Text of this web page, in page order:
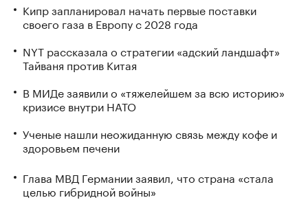
Кипр запланировал начать первые поставки
своего газа в Европу с 2028 года
NYT рассказала о стратегии «адский ландшафт»
Тайваня против Китая
В МИДе заявили о «тяжелейшем за всю историю»
кризисе внутри НАТО
Ученые нашли неожиданную связь между кофе и
здоровьем печени
Глава МВД Германии заявил, что страна «стала
целью гибридной войны»